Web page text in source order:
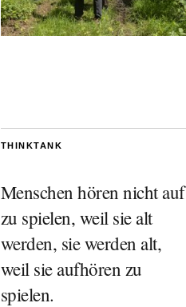
THINKTANK
Menschen hören nicht auf
zu spielen, weil sie alt
werden, sie werden alt,
weil sie aufhören zu
spielen.